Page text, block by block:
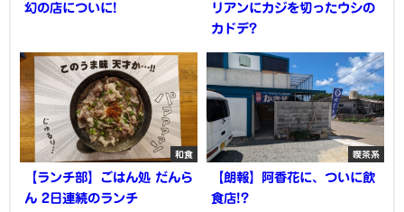
幻の店についに!
リアンにカジを切ったウシの
カドデ?
和食
【ランチ部】ごはん処 だんら
ん 2日連続のランチ
喫茶系
【朗報】阿香花に、ついに飲
食店!?